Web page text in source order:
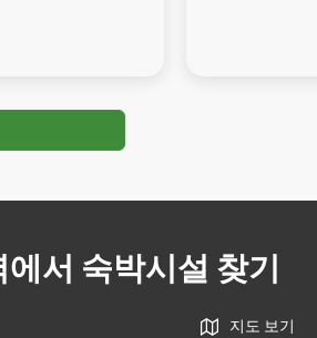
서 숙박시설 찾기
지도 보기